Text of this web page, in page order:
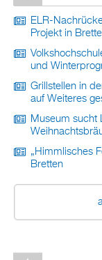
ELR-
Projekt in
und
Grillstellen in
auf Weiteres
Museum sucht
„Himmlisches
Bretten